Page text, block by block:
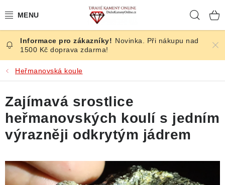
na
ČESKÉ KAMENY
ŠPERKY
KAMENY ZE SVĚTA
BROUŠENÉ
ÚČINKY
Novinka. Při nákupu nad
1500 Kč doprava zdarma!
Heřmanovská koule
Zajímavá srostlice
heřmanovských koulí s jedním
výrazněji odkrytým jádrem